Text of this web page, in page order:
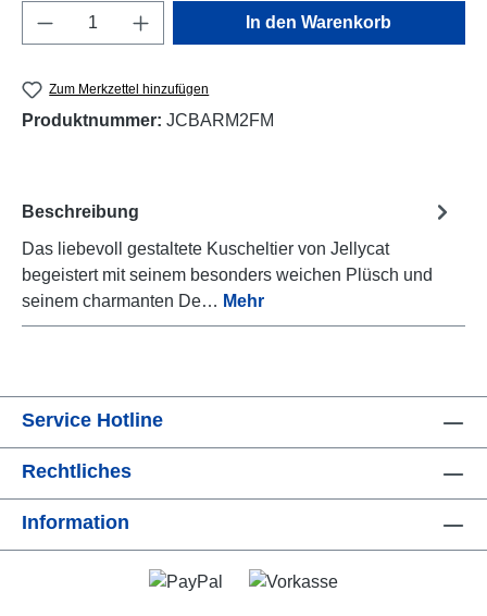
Produkt Anzahl: Gib den gewünschten
In den Warenkorb
Zum Merkzettel hinzufügen
Produktnummer: JCBARM2FM
Beschreibung
Das liebevoll gestaltete Kuscheltier von Jellycat
begeistert mit seinem besonders weichen Plüsch und
seinem charmanten De… Mehr
Service Hotline
Rechtliches
Information